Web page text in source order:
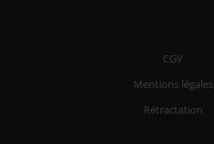
CGV
Mentions légales
Rétractation